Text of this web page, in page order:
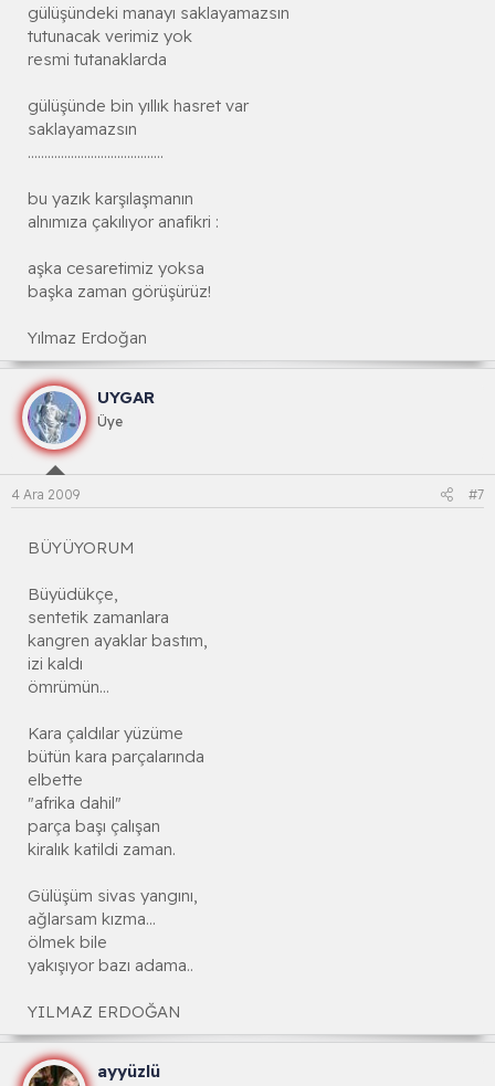
gülüşündeki manayı saklayamazsın
tutunacak verimiz yok
resmi tutanaklarda
gülüşünde bin yıllık hasret var
saklayamazsın
.........................................
bu yazık karşılaşmanın
alnımıza çakılıyor anafikri :
aşka cesaretimiz yoksa
başka zaman görüşürüz!
Yılmaz Erdoğan
UYGAR
Üye
4 Ara 2009 #7
BÜYÜYORUM
Büyüdükçe,
sentetik zamanlara
kangren ayaklar bastım,
izi kaldı
ömrümün...
Kara çaldılar yüzüme
bütün kara parçalarında
elbette
"afrika dahil"
parça başı çalışan
kiralık katildi zaman.
Gülüşüm sivas yangını,
ağlarsam kızma...
ölmek bile
yakışıyor bazı adama..
YILMAZ ERDOĞAN
ayyüzlü